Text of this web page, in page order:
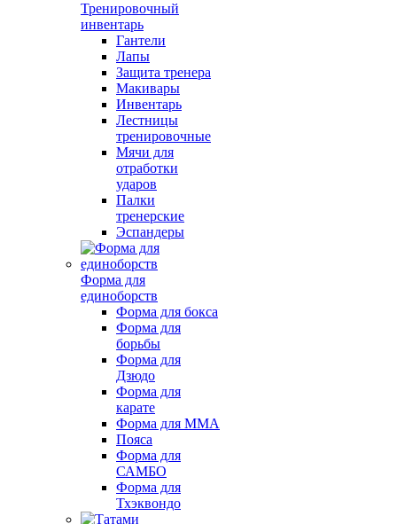
Тренировочный
инвентарь
Гантели
Лапы
Защита тренера
Макивары
Инвентарь
Лестницы
тренировочные
Мячи для
отработки
ударов
Палки
тренерские
Эспандеры
Форма для
единоборств
Форма для бокса
Форма для
борьбы
Форма для
Дзюдо
Форма для
карате
Форма для MMA
Пояса
Форма для
САМБО
Форма для
Тхэквондо